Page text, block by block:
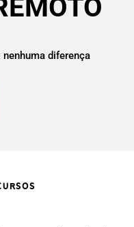
diferença